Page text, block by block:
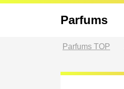
Parfums
Parfums TOP